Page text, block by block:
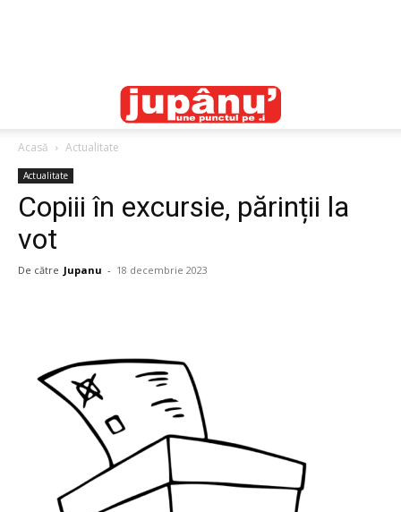
Acasă Actualitate
Actualitate
Copiii în excursie, părinții la
vot
De către Jupanu - 18 decembrie 2023